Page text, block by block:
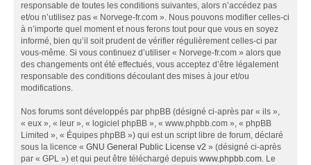
responsable de toutes les conditions suivantes, alors n’accédez pas
et/ou n’utilisez pas « Norvege-fr.com ». Nous pouvons modifier celles-ci
à n’importe quel moment et nous ferons tout pour que vous en soyez
informé, bien qu’il soit prudent de vérifier régulièrement celles-ci par
vous-même. Si vous continuez d’utiliser « Norvege-fr.com » alors que
des changements ont été effectués, vous acceptez d’être légalement
responsable des conditions découlant des mises à jour et/ou
modifications.
Nos forums sont développés par phpBB (désigné ci-après par « ils »,
« eux », « leur », « logiciel phpBB », « www.phpbb.com », « phpBB
Limited », « Équipes phpBB ») qui est un script libre de forum, déclaré
sous la licence « GNU General Public License v2 » (désigné ci-après
par « GPL ») et qui peut être téléchargé depuis www.phpbb.com. Le